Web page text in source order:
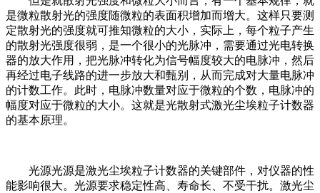
是微粒散射光的强度随微粒的表面积增加而增大。这样只要测
定散射光的强度就可推知微粒的大小，实际上，每个粒子产生
的散射光强度很弱，是一个很小的光脉冲，需要通过光电转换
器的放大作用，把光脉冲转化为信号幅度较大的电脉冲，然后
再经过电子线路的进一步放大和甄别，从而完成对大量电脉冲
的计数工作。此时，电脉冲数量对应于微粒的个数，电脉冲的
幅度对应于微粒的大小。这就是光散射式激光尘埃粒子计数器
的基本原理。
光源光源是激光尘埃粒子计数器的关键部件，对仪器的性
能影响很大。光源要求稳定性高、寿命长、不受干扰。激光尘